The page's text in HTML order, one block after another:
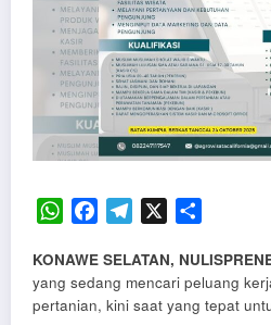
WhatsAppFacebookTelegram
KONAWE SELATAN,
yang sedang mencari peluang
pertanian, kini saat yang tepat